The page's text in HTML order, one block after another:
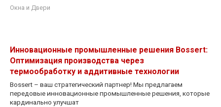
Окна и Двери
Инновационные промышленные решения Bossert:
Оптимизация производства через
термообработку и аддитивные технологии
Bossert – ваш стратегический партнер! Мы предлагаем
передовые инновационные промышленные решения, которые
кардинально улучшат